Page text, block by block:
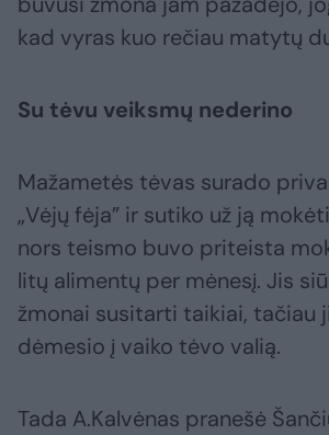
kad vyras kuo rečiau matytų
Su tėvu veiksmų nederino
Mažametės tėvas surado
„Vėjų fėja” ir sutiko už ją
nors teismo buvo priteista
litų alimentų per mėnesį. Jis
žmonai susitarti taikiai, tačiau
dėmesio į vaiko tėvo valią.
Tada A.Kalvėnas pranešė